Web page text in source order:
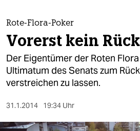
themen
politik
öko
Rote-Flora-Poker
Vorerst kein
Der Eigentümer der Roten
Ultimatum des Senats zum
verstreichen zu lassen.
31.1.2014 19:34 Uhr